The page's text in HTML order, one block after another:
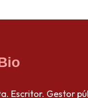
Escritor. Gestor